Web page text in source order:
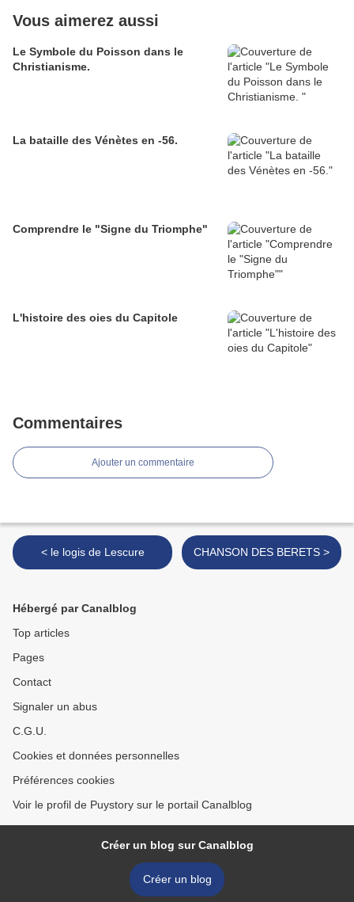
Vous aimerez aussi
Le Symbole du Poisson dans le
Christianisme.
La bataille des Vénètes en -56.
Comprendre le "Signe du Triomphe"
L'histoire des oies du Capitole
Commentaires
Ajouter un commentaire
< le logis de Lescure CHANSON DES BERETS >
Hébergé par Canalblog
Top articles
Pages
Contact
Signaler un abus
C.G.U.
Cookies et données personnelles
Préférences cookies
Voir le profil de Puystory sur le portail Canalblog
Créer un blog sur Canalblog
Créer un blog